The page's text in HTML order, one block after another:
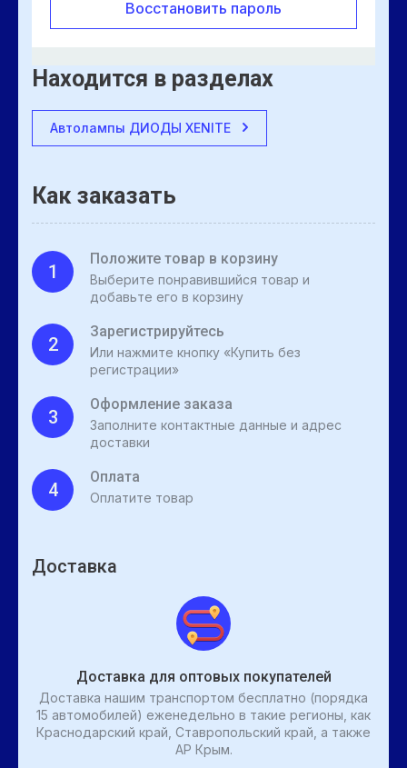
Восстановить пароль
Находится в разделах
Автолампы ДИОДЫ XENITE
Как заказать
1
Положите товар в корзину
Выберите понравившийся товар и
добавьте его в корзину
2
Зарегистрируйтесь
Или нажмите кнопку «Купить без
регистрации»
3
Оформление заказа
Заполните контактные данные и адрес
доставки
4
Оплата
Оплатите товар
Доставка
Доставка для оптовых покупателей
Доставка нашим транспортом бесплатно (порядка
15 автомобилей) еженедельно в такие регионы, как
Краснодарский край, Ставропольский край, а также
АР Крым.